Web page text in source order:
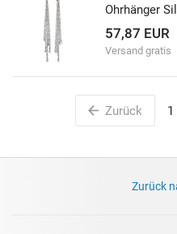
Ohrhänger
57,87 EUR
Versand gratis
Zurück 1
Zurück